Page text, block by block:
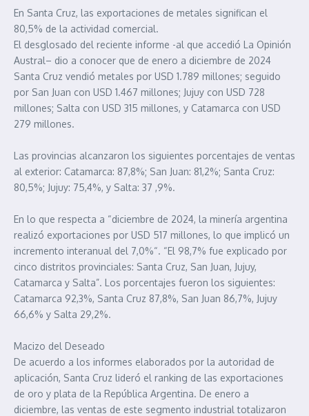
En Santa Cruz, las exportaciones de metales significan el
80,5% de la actividad comercial.
El desglosado del reciente informe -al que accedió La Opinión
Austral– dio a conocer que de enero a diciembre de 2024
Santa Cruz vendió metales por USD 1.789 millones; seguido
por San Juan con USD 1.467 millones; Jujuy con USD 728
millones; Salta con USD 315 millones, y Catamarca con USD
279 millones.
Las provincias alcanzaron los siguientes porcentajes de ventas
al exterior: Catamarca: 87,8%; San Juan: 81,2%; Santa Cruz:
80,5%; Jujuy: 75,4%, y Salta: 37 ,9%.
En lo que respecta a “diciembre de 2024, la minería argentina
realizó exportaciones por USD 517 millones, lo que implicó un
incremento interanual del 7,0%“. “El 98,7% fue explicado por
cinco distritos provinciales: Santa Cruz, San Juan, Jujuy,
Catamarca y Salta”. Los porcentajes fueron los siguientes:
Catamarca 92,3%, Santa Cruz 87,8%, San Juan 86,7%, Jujuy
66,6% y Salta 29,2%.
Macizo del Deseado
De acuerdo a los informes elaborados por la autoridad de
aplicación, Santa Cruz lideró el ranking de las exportaciones
de oro y plata de la República Argentina. De enero a
diciembre, las ventas de este segmento industrial totalizaron